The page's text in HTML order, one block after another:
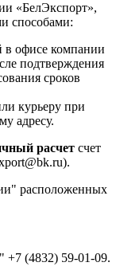
«БелЭкспорт»,
способами:
в офисе компании
подтверждения
сроков
курьеру при
адресу.
расчет счет
расположенных
+7 (4832) 59-01-09.